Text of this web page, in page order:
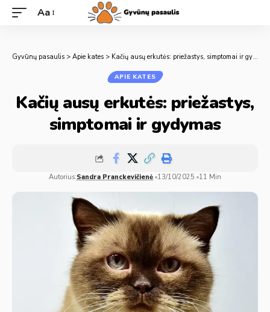
Aa
Gyvūnų pasaulis > Apie kates > Kačių ausų erkutės: priežastys, simptomai ir gydymas
APIE KATES
Kačių ausų erkutės: priežastys,
simptomai ir gydymas
Autorius:Sandra Pranckevičienė 13/10/2025 11 Min